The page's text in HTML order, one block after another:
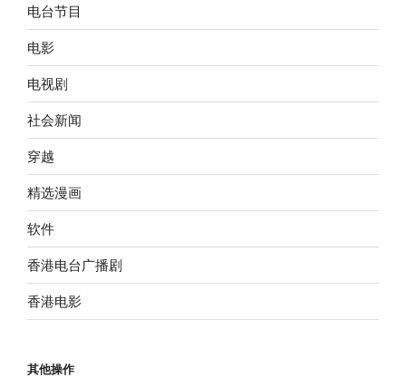
电台节目
电影
电视剧
社会新闻
穿越
精选漫画
软件
香港电台广播剧
香港电影
其他操作